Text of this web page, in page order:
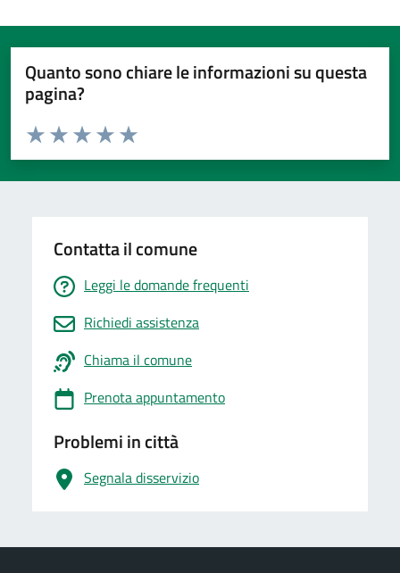
Quanto sono chiare le informazioni su questa
pagina?
Valuta da 1 a 5 stelle la pagina
Valuta 5 stelle su 5
Valuta 4 stelle su 5
Valuta 3 stelle su 5
Valuta 2 stelle su 5
Valuta 1 stelle su 5
Contatta il comune
Leggi le domande frequenti
Richiedi assistenza
Chiama il comune
Prenota appuntamento
Problemi in città
Segnala disservizio